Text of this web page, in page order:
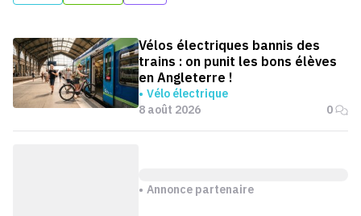
Vélos électriques bannis des
trains : on punit les bons élèves
en Angleterre !
Vélo électrique
8 août 2026
0
Annonce partenaire